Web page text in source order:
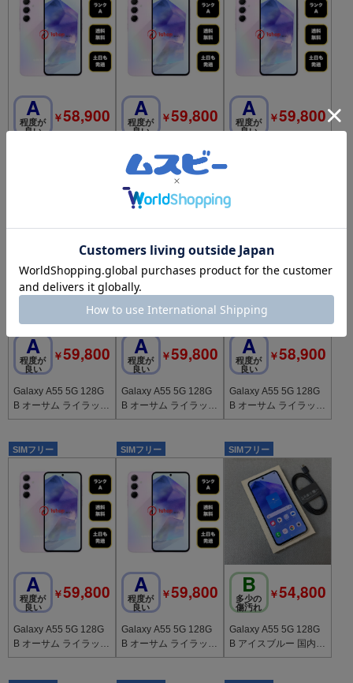
A
程度が
良い
￥58,900 A
程度が
良い
￥59,800
Galaxy A55 5G 128G
B オーサム ライラック
国内版 SIMフリー 送
料無料
A
程度が
良い
￥59,800
料無料
A
程度が
良い
￥59,800
Galaxy A55 5G 128G
B オーサム ライラック
国内版 SIMフリー 送
SIMフリー
A
程度が
良い
￥59,800
Galaxy A55 5G 128G
B オーサム ライラック
国内版 SIMフリー 送
A
程度が
良い
￥58,900
Galaxy A55 5G 128G
B オーサム ライラック
国内版 SIMフリー 送
SIMフリー
A
程度が
良い
￥59,800
Galaxy A55 5G 128G
B オーサム ライラック
国内版 SIMフリー 送
SIMフリー
A
程度が
良い
￥59,800
Galaxy A55 5G 128G
B オーサム ライラック
国内版 SIMフリー 送
SIMフリー
B
多少の
傷汚れ
￥54,800
Galaxy A55 5G 128G
B アイスブルー 国内版
SIMフリー 送料無料